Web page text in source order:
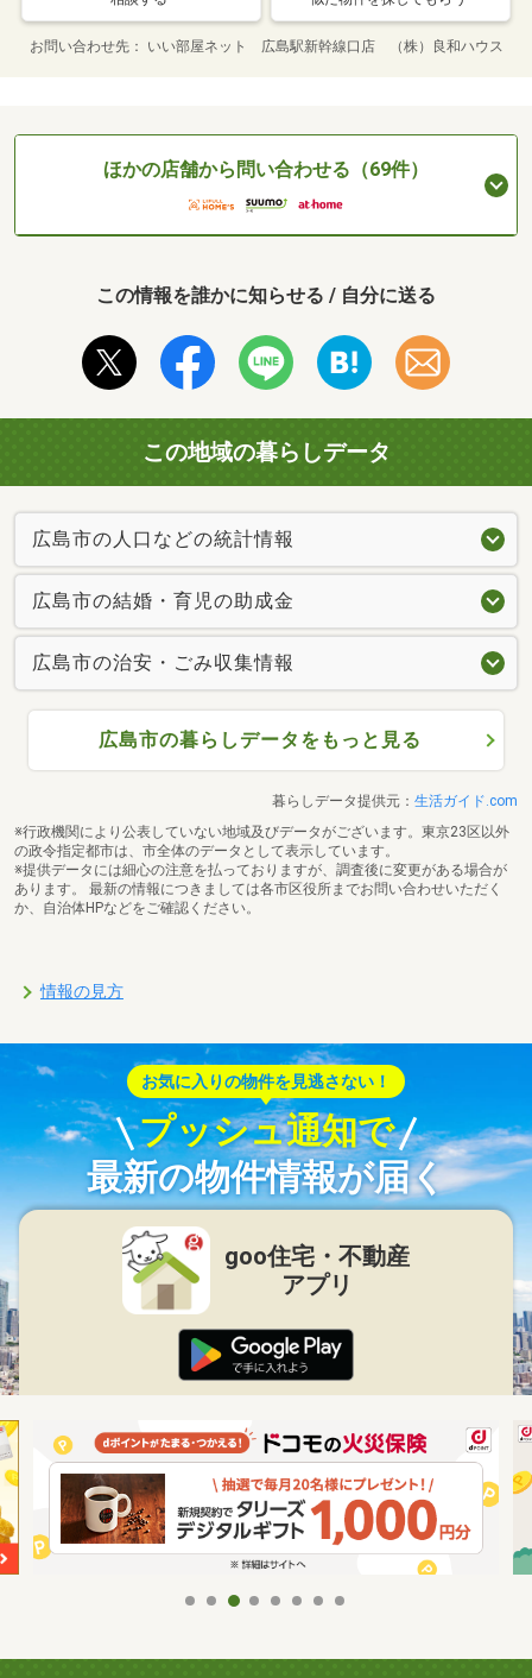
お問い合わせ先 いい部屋ネット 広島駅新幹線口店 （株）良和ハウス
ほかの店舗から問い合わせる（69件）
この情報を誰かに知らせる / 自分に送る
この地域の暮らしデータ
広島市の人口などの統計情報
広島市の結婚・育児の助成金
広島市の治安・ごみ収集情報
広島市の暮らしデータをもっと見る
暮らしデータ提供元： 生活ガイド.com
※行政機関により公表していない地域及びデータがございます。東京23区以外
の政令指定都市は、市全体のデータとして表示しています。
※提供データには細心の注意を払っておりますが、調査後に変更がある場合が
あります。 最新の情報につきましては各市区役所までお問い合わせいただく
か、自治体HPなどをご確認ください。
情報の見方
お気に入りの物件を見逃さない！
プッシュ通知で
最新の物件情報が届く
goo住宅・不動産
アプリ